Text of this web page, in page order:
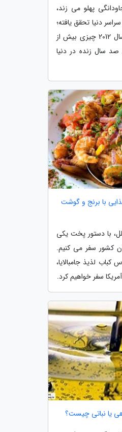
پهلو می زند،
دنیا تحقق یافته؛
چنان که ظاهرا در سال 2012 چیزی بیش از
صد سال زنده در دنیا
غذایی با برنج و گوشت
با دستور پخت یکی
کشور سفر می کنیم.
کباب لذیذ جامبالایا،
سفر خواهیم کرد.
یا نباتی چیست؟